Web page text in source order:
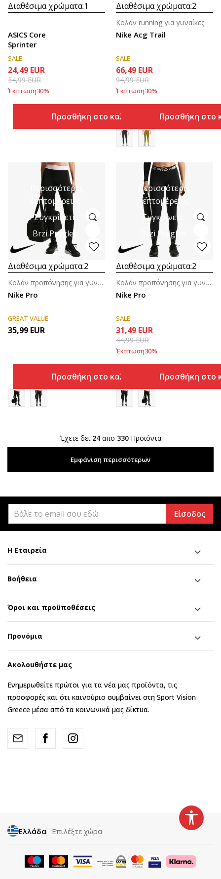
Διαθέσιμα χρώματα:1
ASICS Core
Sprinter
SALE
24,49 EUR
34,99EUR
Έκπτωση30%
Προσθήκη στο καλάθι
Διαθέσιμα χρώματα:2
Nike Acg Trail
Κολάν running για γυναίκες
SALE
66,49 EUR
94,99EUR
Έκπτωση30%
Προσθήκη στο
Περισσότερες
λεπτομέρειες
Συγκρίνετε
Brzi Pregled
Διαθέσιμα χρώματα:2
Nike Pro
Κολάν προπόνησης για γυναίκες
GREAT VALUE
35,99 EUR
Προσθήκη στο καλάθι
Περισσότερες
λεπτομέρειες
Συγκρίνετε
Brzi Pregled
Διαθέσιμα χρώματα:2
Nike Pro
Κολάν προπόνησης για γυναίκες
SALE
31,49 EUR
44,99EUR
Έκπτωση30%
Προσθήκη στο
Έχετε δει 24απο 330Προϊόντα
Εμφάνιση περισσότερων
Είσοδος
Η Εταιρεία
Βοήθεια
Όροι και προϋποθέσεις
Προνόμια
Ακολουθήστε μας
Ενημερωθείτε πρώτοι για τα νέα μας προϊόντα, τις
προσφορές και ότι καινούριο συμβαίνει στη Sport Vision
Greece μέσα από τα κοινωνικά μας δίκτυα.
Ελλάδα Επιλέξτε χώρα